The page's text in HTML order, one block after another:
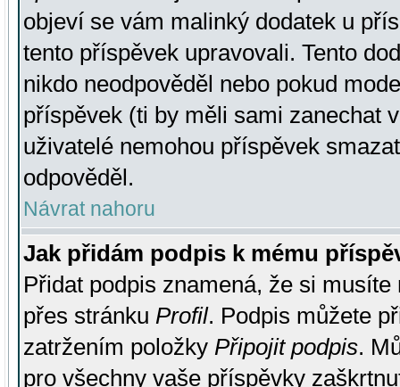
objeví se vám malinký dodatek u
tento příspěvek upravovali. Tento
nikdo neodpověděl nebo pokud
příspěvek (ti by měli sami zanechat
uživatelé nemohou příspěvek
odpověděl.
Návrat nahoru
Jak přidám podpis k mému
Přidat podpis znamená, že si
přes stránku Profil. Podpis můžete
zatržením položky Připojit podpis.
pro všechny vaše příspěvky